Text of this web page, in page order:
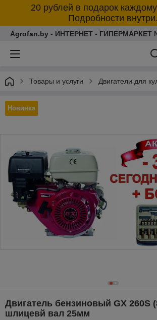
20 рублей в подарок
Подробности внутри.
Agrofan.by - ИНТЕРНЕТ - ГИПЕРМАРКЕТ
Товары и услуги Двигатели для
Новинка
Двигатель бензиновый GX 260S
шлицевй вал 25мм